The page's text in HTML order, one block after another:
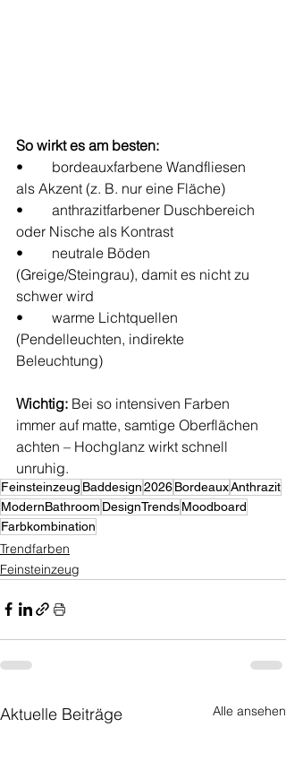
So wirkt es am besten:
•	bordeauxfarbene Wandfliesen
als Akzent (z. B. nur eine Fläche)
•	anthrazitfarbener Duschbereich
oder Nische als Kontrast
•	neutrale Böden
(Greige/Steingrau), damit es nicht zu
schwer wird
•	warme Lichtquellen
(Pendelleuchten, indirekte
Beleuchtung)
Wichtig: Bei so intensiven Farben
immer auf matte, samtige Oberflächen
achten – Hochglanz wirkt schnell
unruhig.
Feinsteinzeug Baddesign2026BordeauxAnthrazit
ModernBathroom DesignTrendsMoodboard
Farbkombination
Trendfarben
Feinsteinzeug
Aktuelle Beiträge Alle ansehen